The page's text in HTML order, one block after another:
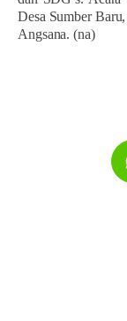
Desa Sumber Baru,
Angsana. (na)